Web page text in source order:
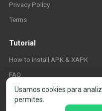
Privacy Policy
Terms
Tutorial
How to install APK & XAPK
FAQ
Usamos cookies para
permites.